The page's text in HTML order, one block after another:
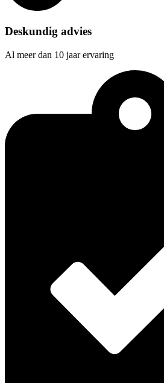
Deskundig advies
Al meer dan 10 jaar ervaring